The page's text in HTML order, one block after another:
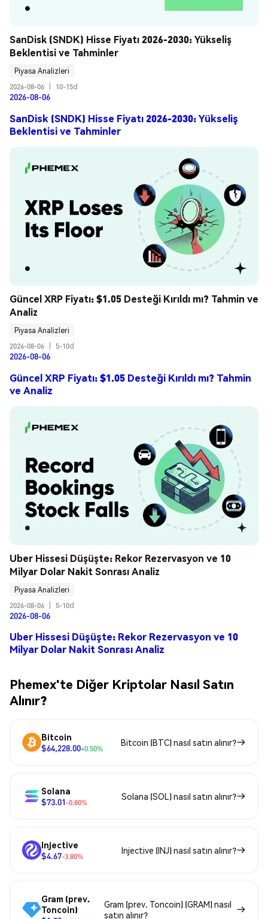
SanDisk (SNDK) Hisse Fiyatı 2026-2030: Yükseliş
Beklentisi ve Tahminler
Piyasa Analizleri
2026-08-06
10-15d
2026-08-06
SanDisk (SNDK) Hisse Fiyatı 2026-2030: Yükseliş
Beklentisi ve Tahminler
Güncel XRP Fiyatı: $1.05 Desteği Kırıldı mı? Tahmin ve
Analiz
Piyasa Analizleri
2026-08-06
5-10d
2026-08-06
Güncel XRP Fiyatı: $1.05 Desteği Kırıldı mı? Tahmin
ve Analiz
Uber Hissesi Düşüşte: Rekor Rezervasyon ve 10
Milyar Dolar Nakit Sonrası Analiz
Piyasa Analizleri
2026-08-06
5-10d
2026-08-06
Uber Hissesi Düşüşte: Rekor Rezervasyon ve 10
Milyar Dolar Nakit Sonrası Analiz
Phemex'te Diğer Kriptolar Nasıl Satın
Alınır?
Bitcoin
$64,228.00+0.50%
Bitcoin (BTC) nasıl satın alınır?
Solana
$73.01-0.80%
Solana (SOL) nasıl satın alınır?
Injective
$4.67-3.80%
Injective (INJ) nasıl satın alınır?
Gram (prev.
Toncoin)
Gram (prev. Toncoin) (GRAM) nasıl
satın alınır?